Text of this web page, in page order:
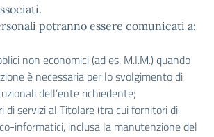
potranno essere comunicati a:
non economici (ad es. M.I.M.) quando
è necessaria per lo svolgimento di
dell’ente richiedente;
di servizi al Titolare (tra cui fornitori di
informatici, inclusa la manutenzione del